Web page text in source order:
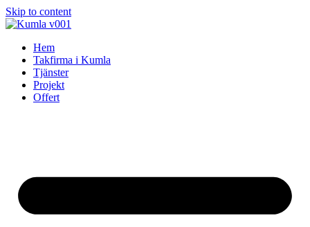
Skip to content
Hem
Takfirma i Kumla
Tjänster
Projekt
Offert